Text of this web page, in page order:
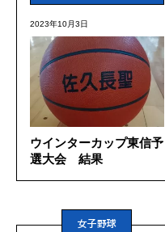
2023年10月3日
ウインターカップ東信予
選大会 結果
女子野球